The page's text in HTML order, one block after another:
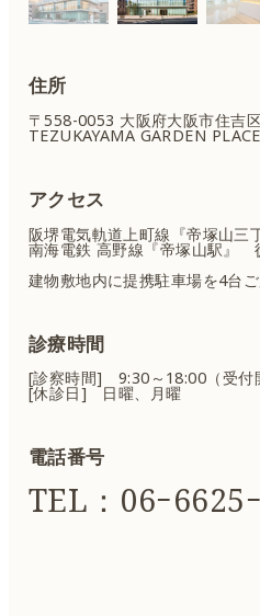
住所
〒558-0053 大阪府大阪市住吉
TEZUKAYAMA GARDEN
アクセス
阪堺電気軌道上町線『帝塚山
南海電鉄 高野線『帝塚山駅』
建物敷地内に提携駐車場を4台ご
診療時間
[診察時間] 9:30～18:00（受付
[休診日] 日曜、月曜
電話番号
TEL：06ｰ6625